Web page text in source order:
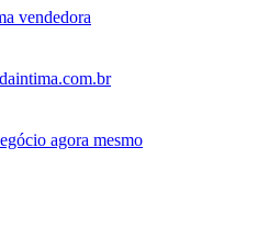
vendedora
agora mesmo